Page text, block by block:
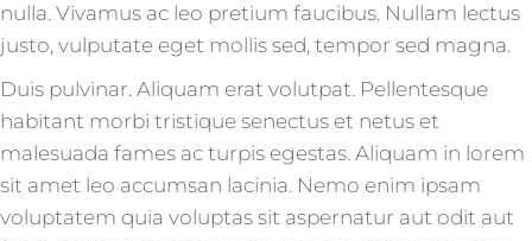
nulla. Vivamus ac leo pretium faucibus. Nullam lectus
justo, vulputate eget mollis sed, tempor sed magna.
Duis pulvinar. Aliquam erat volutpat. Pellentesque
habitant morbi tristique senectus et netus et
malesuada fames ac turpis egestas. Aliquam in lorem
sit amet leo accumsan lacinia. Nemo enim ipsam
voluptatem quia voluptas sit aspernatur aut odit aut